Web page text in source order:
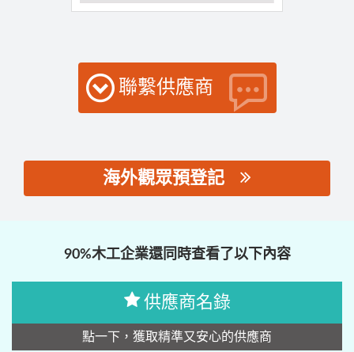
聯繫供應商
海外觀眾預登記
90%木工企業還同時查看了以下內容
供應商名錄
點一下，獲取精準又安心的供應商